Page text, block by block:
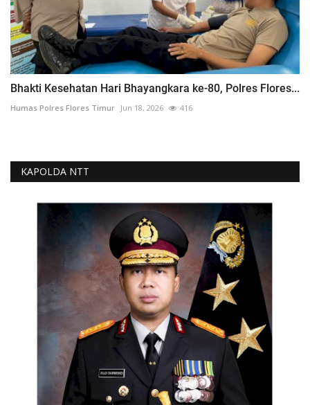
Bhakti Kesehatan Hari Bhayangkara ke-80, Polres Flores...
Humas Polres Flores Timur Jun 18, 2026 416
KAPOLDA NTT